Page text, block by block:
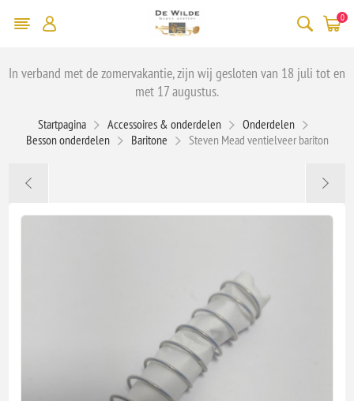
0
In verband met de zomervakantie, zijn wij gesloten van 18 juli tot en
met 17 augustus.
Startpagina Accessoires & onderdelen
Onderdelen
Besson onderdelen
Baritone Steven Mead ventielveer bariton